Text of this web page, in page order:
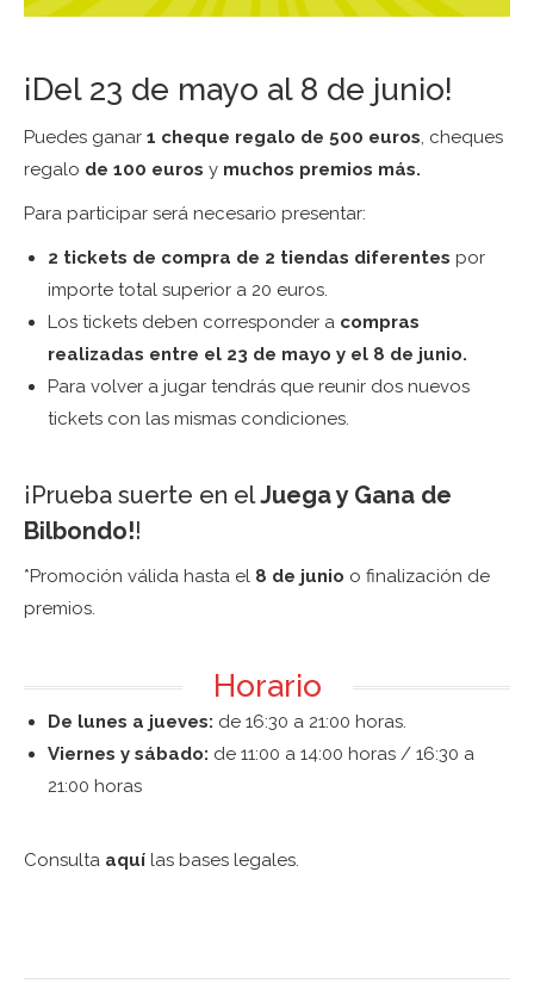
¡Del 23 de mayo al 8 de junio!
Puedes ganar 1 cheque regalo de 500 euros, cheques
regalo de 100 euros y muchos premios más.
Para participar será necesario presentar:
2 tickets de compra de 2 tiendas diferentes por
importe total superior a 20 euros.
Los tickets deben corresponder a compras
realizadas entre el 23 de mayo y el 8 de junio.
Para volver a jugar tendrás que reunir dos nuevos
tickets con las mismas condiciones.
¡Prueba suerte en elJuega y Gana de
Bilbondo!!
*Promoción válida hasta el 8 de junio o finalización de
premios.
Horario
De lunes a jueves: de 16:30 a 21:00 horas.
Viernes y sábado: de 11:00 a 14:00 horas / 16:30 a
21:00 horas
Consulta aquí las bases legales.